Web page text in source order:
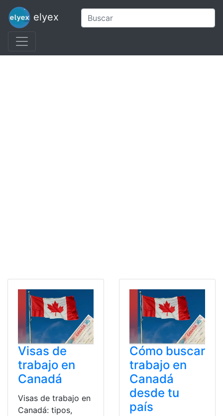
elyex
Visas de
trabajo en
Canadá
Visas de trabajo en
Canadá: tipos,
Cómo buscar
trabajo en
Canadá
desde tu
país